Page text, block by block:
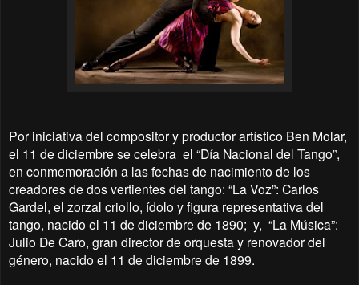
Por iniciativa del compositor y productor artístico Ben Molar,
el 11 de diciembre se celebra el “Día Nacional del Tango”,
en conmemoración a las fechas de nacimiento de los
creadores de dos vertientes del tango: “La Voz”: Carlos
Gardel, el zorzal criollo, ídolo y figura representativa del
tango, nacido el 11 de diciembre de 1890; y, “La Música”:
Julio De Caro, gran director de orquesta y renovador del
género, nacido el 11 de diciembre de 1899.